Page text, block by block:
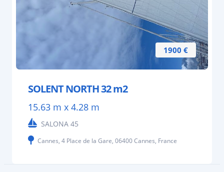
1900 €
SOLENT NORTH 32 m2
15.63 m x 4.28 m
SALONA 45
Cannes, 4 Place de la Gare, 06400 Cannes, France